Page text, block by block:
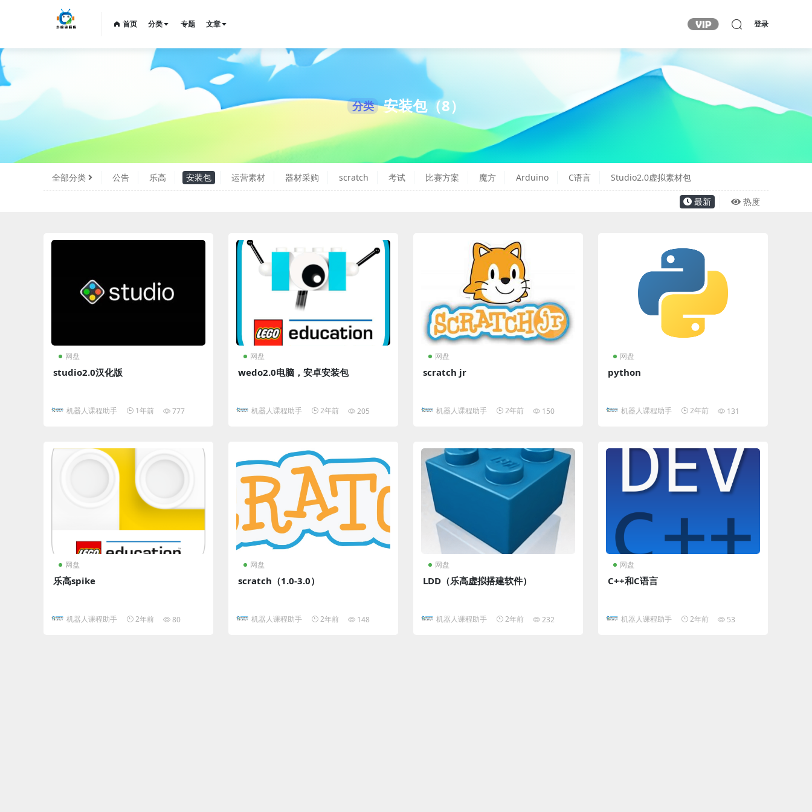
首页 分类 专题 文章 登录
分类 安装包（8）
全部分类 公告 乐高 安装包 运营素材 器材采购 scratch 考试 比赛方案 魔方 Arduino C语言 Studio2.0虚拟素材包
最新 热度
网盘
studio2.0汉化版
机器人课程助手 1年前 777
网盘
wedo2.0电脑，安卓安装包
机器人课程助手 2年前 205
网盘
scratch jr
机器人课程助手 2年前 150
网盘
python
机器人课程助手 2年前 131
网盘
乐高spike
机器人课程助手 2年前 80
网盘
scratch（1.0-3.0）
机器人课程助手 2年前 148
网盘
LDD（乐高虚拟搭建软件）
机器人课程助手 2年前 232
网盘
C++和C语言
机器人课程助手 2年前 53